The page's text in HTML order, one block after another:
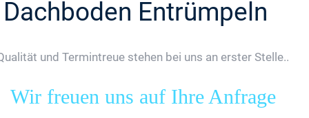
Dachboden Entrümpeln
und Termintreue stehen bei uns an erster Stelle..
Wir freuen uns auf Ihre Anfrage